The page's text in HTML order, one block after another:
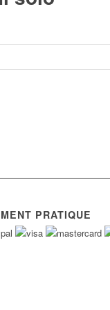
PRATIQUE